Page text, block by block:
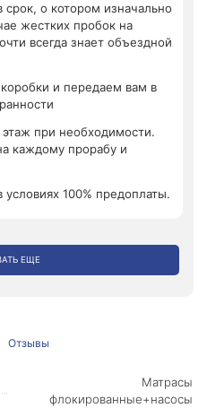
срок, о котором изначально
жестких пробок на
всегда знает объездной
и передаем вам в
при необходимости.
каждому прорабу и
условиях 100% предоплаты.
ЕЩЕ
Отзывы
Матрасы
флокированные+насосы